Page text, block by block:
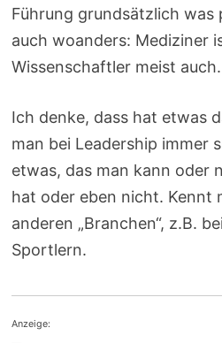
Führung grundsätzlich was
auch woanders: Mediziner
Wissenschaftler meist
Ich denke, dass hat etwas
man bei Leadership immer
etwas, das man kann oder
hat oder eben nicht. Kennt
anderen „Branchen“, z.B.
Sportlern.
Anzeige: